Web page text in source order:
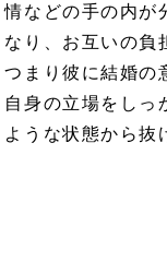
情などの手の内が
なり、お互いの負
つまり彼に結婚の
自身の立場をしっ
ような状態から抜